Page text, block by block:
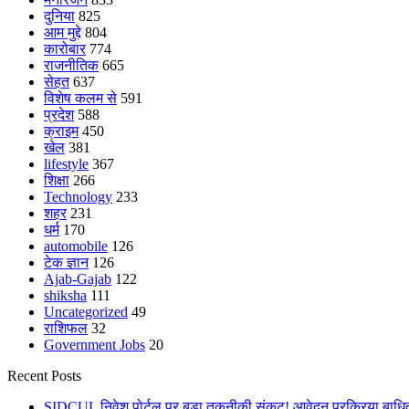
दुनिया 825
आम मुद्दे 804
कारोबार 774
राजनीतिक 665
सेहत 637
विशेष कलम से 591
प्रदेश 588
क्राइम 450
खेल 381
lifestyle 367
शिक्षा 266
Technology 233
शहर 231
धर्म 170
automobile 126
टेक ज्ञान 126
Ajab-Gajab 122
shiksha 111
Uncategorized 49
राशिफल 32
Government Jobs 20
Recent Posts